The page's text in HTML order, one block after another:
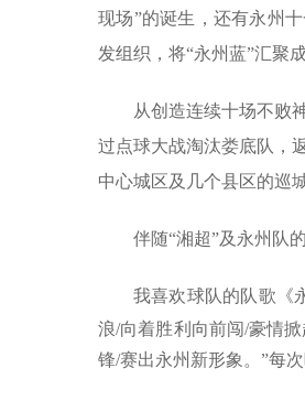
现场”的诞生，还有永州
发组织，将“永州蓝”汇聚
从创造连续十场不败
过点球大战淘汰娄底队，
中心城区及几个县区的巡
伴随“湘超”及永州队
我喜欢球队的队歌《
浪/向着胜利向前闯/豪情
锋/赛出永州新形象。”每